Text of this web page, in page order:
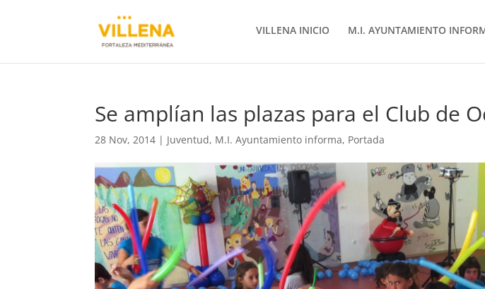
VILLENA INICIO M.I. AYUNTAMIENTO
Se amplían las plazas para el Club de
28 Nov, 2014 | Juventud, M.I. Ayuntamiento informa, Portada